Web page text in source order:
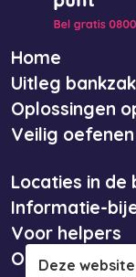
Home
Uitleg
Oplossingen
Veilig oefenen
Locaties in de
Informatie-
Voor helpers
Over ons
Deze